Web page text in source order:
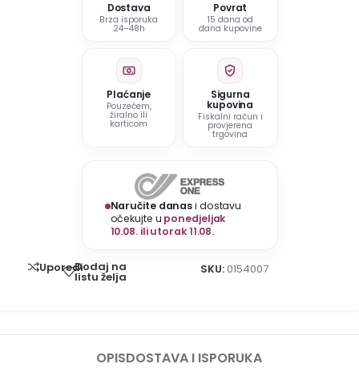
Dostava
Brza isporuka
24–48h
Povrat
15 dana od
dana kupovine
Plaćanje
Pouzećem,
žiralno ili
karticom
Sigurna
kupovina
Fiskalni račun i
provjerena
trgovina
Naručite danasi dostavu
očekujte u ponedjeljak
10.08. ili utorak 11.08.
UporediDodaj na
listu želja
SKU: 0154007
OPISDOSTAVA I ISPORUKA